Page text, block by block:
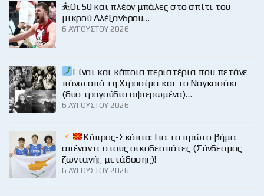
⛹️Οι 50 και πλέον μπάλες στο σπίτι του
μικρού Αλέξανδρου…
6 ΑΥΓΟΎΣΤΟΥ 2026
Είναι και κάποια περιστέρια που πετάνε
πάνω από τη Χιροσίμα και το Ναγκασάκι
(δυο τραγούδια αφιερωμένα)…
6 ΑΥΓΟΎΣΤΟΥ 2026
Κύπρος-Σκόπια: Για το πρώτο βήμα
απέναντι στους οικοδεσπότες (Σύνδεσμος
ζωντανής μετάδοσης)!
6 ΑΥΓΟΎΣΤΟΥ 2026